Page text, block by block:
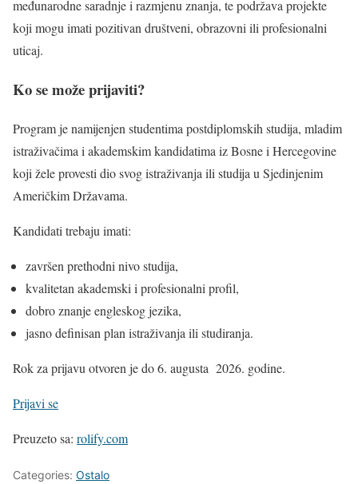
međunarodne saradnje i razmjenu znanja, te podržava projekte
koji mogu imati pozitivan društveni, obrazovni ili profesionalni
uticaj.
Ko se može prijaviti?
Program je namijenjen studentima postdiplomskih studija, mladim
istraživačima i akademskim kandidatima iz Bosne i Hercegovine
koji žele provesti dio svog istraživanja ili studija u Sjedinjenim
Američkim Državama.
Kandidati trebaju imati:
završen prethodni nivo studija,
kvalitetan akademski i profesionalni profil,
dobro znanje engleskog jezika,
jasno definisan plan istraživanja ili studiranja.
Rok za prijavu otvoren je do 6. augusta 2026. godine.
Prijavi se
Preuzeto sa: rolify.com
Categories: Ostalo